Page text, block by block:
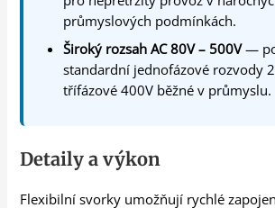
průmyslových podmínkách.
Široký rozsah AC 80V – 500V—
standardní jednofázové rozvody
třífázové 400V běžné v průmyslu.
Detaily a výkon
Flexibilní svorky umožňují rychlé